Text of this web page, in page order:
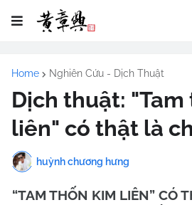
Home Nghiên Cứu - Dịch Thuật
Dịch thuật:
liên" có thật là
huỳnh chương hưng
“TAM THỐN KIM LIÊN” CÓ